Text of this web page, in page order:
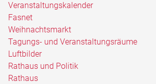
Veranstaltungskalender
Fasnet
Weihnachtsmarkt
Tagungs- und Veranstaltungsräume
Luftbilder
Rathaus und Politik
Rathaus